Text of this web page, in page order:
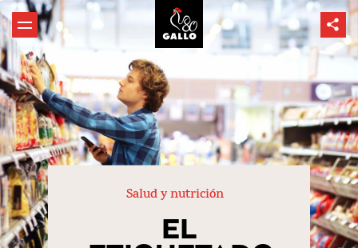
Salud y nutrición
EL